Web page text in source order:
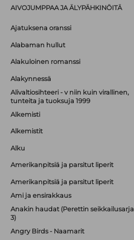
AIVOJUMPPAA JA ÄLYPÄHKINÖITÄ
Ajatuksena oranssi
Alabaman hullut
Alakuloinen romanssi
Alakynnessä
Alivaltiosihteeri - v niin kuin virallinen,
tunteita ja tuoksuja 1999
Alkemisti
Alkemistit
Alku
Amerikanpitsiä ja parsitut liperit
Amerikanpitsiä ja parsitut liperit
Ami ja ensirakkaus
Anakin haudat (Perettin seikkailusarja
3)
Angry Birds - Naamarit